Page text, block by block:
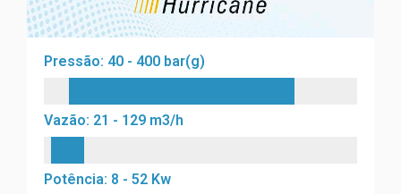
Pressão: 40 - 400 bar(g)
Vazão: 21 - 129 m3/h
Potência: 8 - 52 Kw